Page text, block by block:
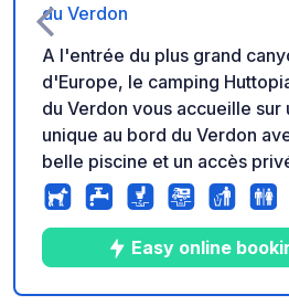
du Verdon
A l'entrée du plus grand
d'Europe, le camping
du Verdon vous accueille sur
unique au bord du Verdon
belle piscine et un accès
plage. Le camp de base idéal
profiter des activités de
et des sports d'eaux vives à
fortes. Piquez une tête dans
piscines (dont une chauffée)
Easy online